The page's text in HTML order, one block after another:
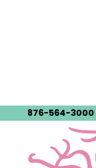
876-564-3000